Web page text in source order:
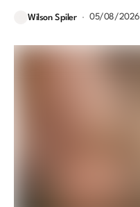
Wilson Spiler 05/08/2026